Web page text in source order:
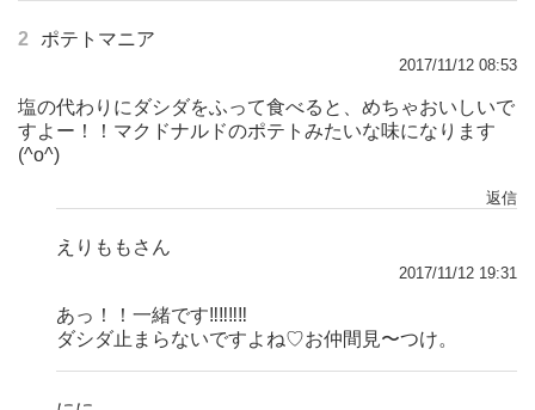
2 ポテトマニア
2017/11/12 08:53
塩の代わりにダシダをふって食べると、めちゃおいしいで
すよー！！マクドナルドのポテトみたいな味になります
(^o^)
返信
えりももさん
2017/11/12 19:31
あっ！！一緒です‼︎‼︎‼︎‼︎
ダシダ止まらないですよね♡お仲間見〜つけ。